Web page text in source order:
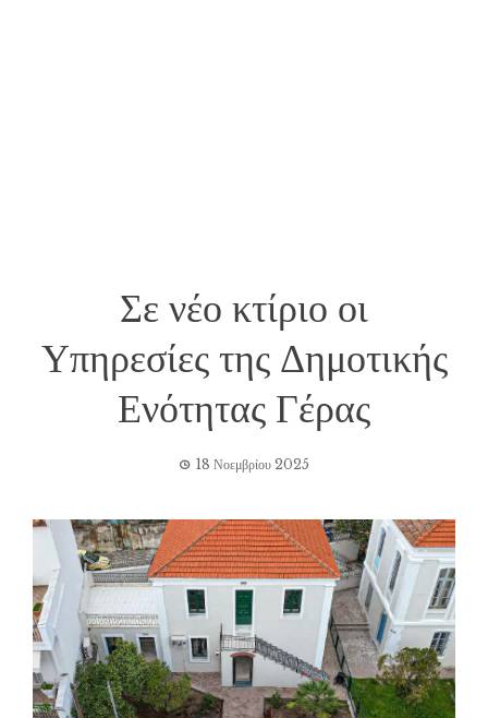
Σε νέο κτίριο οι
Υπηρεσίες της Δημοτικής
Ενότητας Γέρας
18 Νοεμβρίου 2025